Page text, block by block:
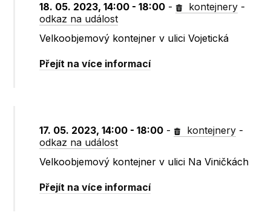
18. 05. 2023, 14:00 - 18:00 - kontejnery -
odkaz na událost
Velkoobjemový kontejner v ulici Vojetická
Přejít na více informací
17. 05. 2023, 14:00 - 18:00 - kontejnery -
odkaz na událost
Velkoobjemový kontejner v ulici Na Viničkách
Přejít na více informací